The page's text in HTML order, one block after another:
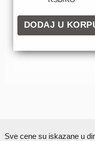
DODAJ U
Sve cene su iskazane u